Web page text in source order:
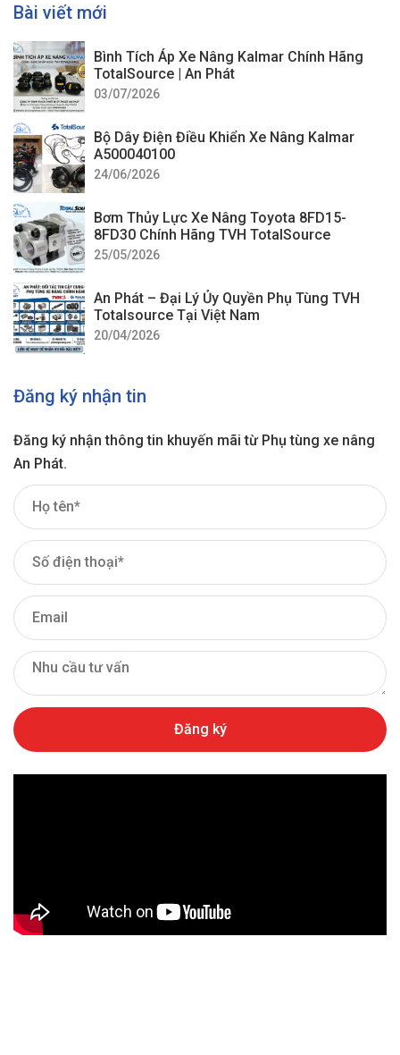
Bài viết mới
Bình Tích Áp Xe Nâng Kalmar Chính Hãng
TotalSource | An Phát
03/07/2026
Bộ Dây Điện Điều Khiển Xe Nâng Kalmar
A500040100
24/06/2026
Bơm Thủy Lực Xe Nâng Toyota 8FD15-
8FD30 Chính Hãng TVH TotalSource
25/05/2026
An Phát – Đại Lý Ủy Quyền Phụ Tùng TVH
Totalsource Tại Việt Nam
20/04/2026
Đăng ký nhận tin
Đăng ký nhận thông tin khuyến mãi từ Phụ tùng xe nâng
An Phát.